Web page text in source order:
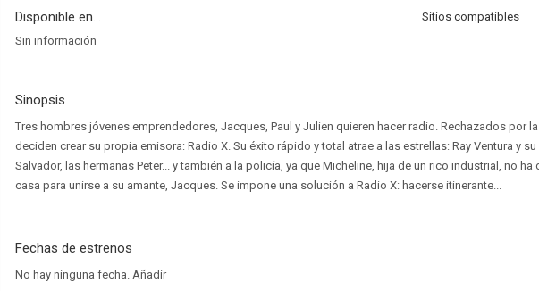
Disponible en...
Sitios compatibles
Sin información
Sinopsis
Tres hombres jóvenes emprendedores, Jacques, Paul y Julien quieren hacer radio. Rechazados por
deciden crear su propia emisora: Radio X. Su éxito rápido y total atrae a las estrellas: Ray Ventura y
Salvador, las hermanas Peter... y también a la policía, ya que Micheline, hija de un rico industrial, no ha
casa para unirse a su amante, Jacques. Se impone una solución a Radio X: hacerse itinerante...
Fechas de estrenos
No hay ninguna fecha. Añadir